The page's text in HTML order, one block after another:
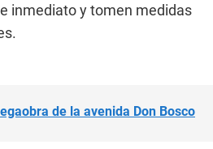
inmediato y tomen medidas
de la avenida Don Bosco